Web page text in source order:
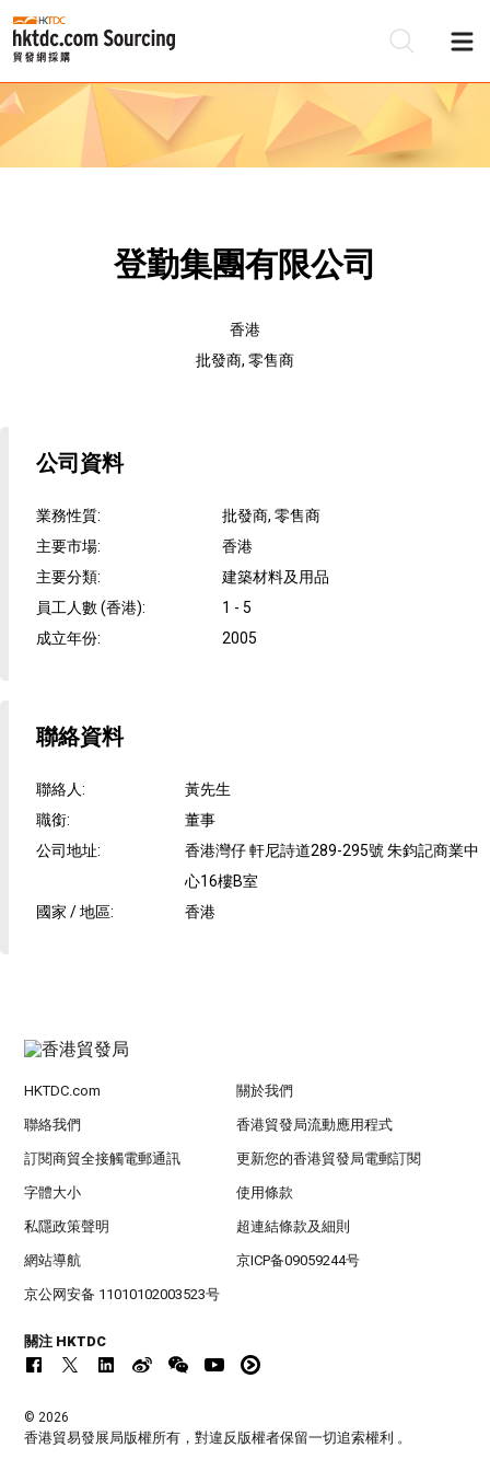
登勤集團有限公司
香港
批發商, 零售商
公司資料
業務性質:
批發商, 零售商
主要市場:
香港
主要分類:
建築材料及用品
員工人數 (香港):
1 - 5
成立年份: 2005
聯絡資料
聯絡人:
黃先生
職銜:
董事
公司地址:
香港灣仔 軒尼詩道289-295號 朱鈞記商業中
心16樓B室
國家 / 地區: 香港
HKTDC.com 關於我們
聯絡我們 香港貿發局流動應用程式
訂閱商貿全接觸電郵通訊 更新您的香港貿發局電郵訂閱
字體大小 使用條款
私隱政策聲明 超連結條款及細則
網站導航 京ICP备09059244号
京公网安备 11010102003523号
關注 HKTDC
© 2026
香港貿易發展局版權所有，對違反版權者保留一切追索權利 。